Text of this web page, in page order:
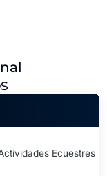
Ecuestres